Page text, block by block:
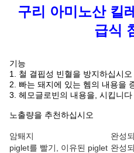
구리 아미노산 킬
급식
기능
1. 철 결핍성 빈혈을 방지하십시오
2. 빠는 돼지에 있는 헴의 내용을
3. 헤모글로빈의 내용을, 시킵니
노출량을 추천하십시오
암퇘지
완성
piglet를 빨기, 이유된 piglet 완성